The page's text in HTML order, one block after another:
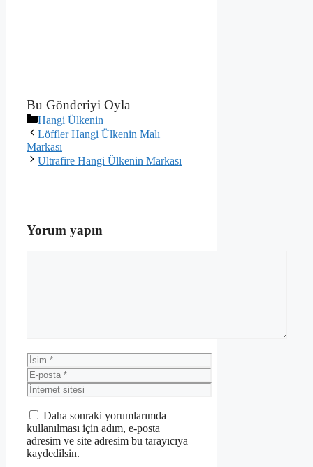
Bu Gönderiyi Oyla
Kategoriler
Hangi Ülkenin
Löffler Hangi Ülkenin Malı
Markası
Ultrafire Hangi Ülkenin Markası
Yorum yapın
İsim
E-
posta
İnternet
sitesi
Daha sonraki yorumlarımda
kullanılması için adım, e-posta
adresim ve site adresim bu tarayıcıya
kaydedilsin.